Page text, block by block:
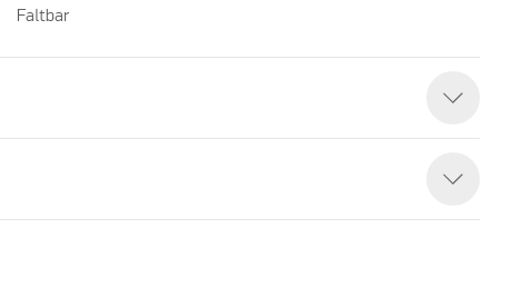
Faltbar